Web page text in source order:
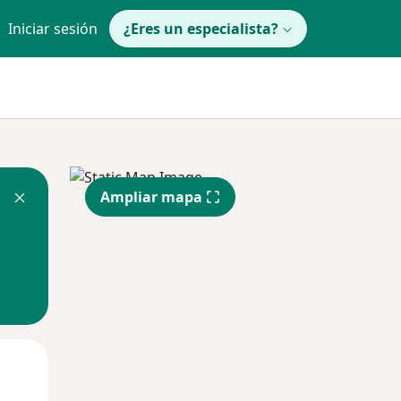
Iniciar sesión ¿Eres un especialista?
Ampliar mapa